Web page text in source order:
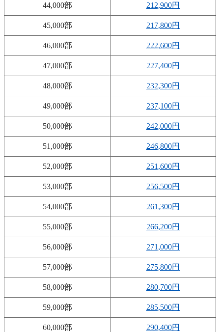
44,000部 212,900円
45,000部 217,800円
46,000部 222,600円
47,000部 227,400円
48,000部 232,300円
49,000部 237,100円
50,000部 242,000円
51,000部 246,800円
52,000部 251,600円
53,000部 256,500円
54,000部 261,300円
55,000部 266,200円
56,000部 271,000円
57,000部 275,800円
58,000部 280,700円
59,000部 285,500円
60,000部 290,400円